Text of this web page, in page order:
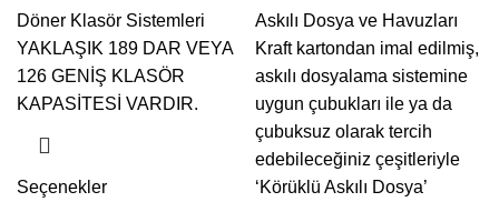
Döner Klasör Sistemleri
YAKLAŞIK 189 DAR VEYA
126 GENİŞ KLASÖR
KAPASİTESİ VARDIR.
Seçenekler
Askılı Dosya ve Havuzları
Kraft kartondan imal edilmiş,
askılı dosyalama sistemine
uygun çubukları ile ya da
çubuksuz olarak tercih
edebileceğiniz çeşitleriyle
‘Körüklü Askılı Dosya’